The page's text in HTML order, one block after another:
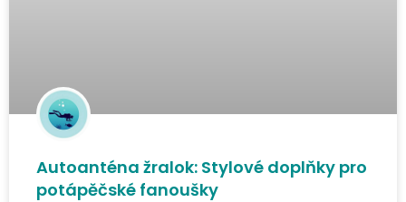
Autoanténa žralok: Stylové doplňky pro
potápěčské fanoušky